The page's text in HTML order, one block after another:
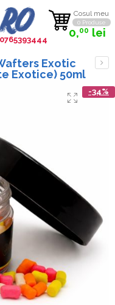
Cosul meu
0 Produse
0,00 lei
Exotic
Exotice) 50ml
-34%